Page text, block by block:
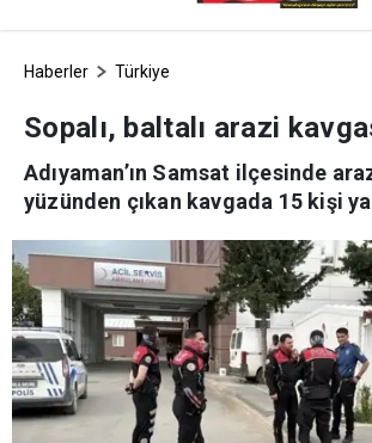
Haberler Türkiye
Sopalı, baltalı arazi
Adıyaman’ın Samsat ilçesinde
yüzünden çıkan kavgada 15 kişi